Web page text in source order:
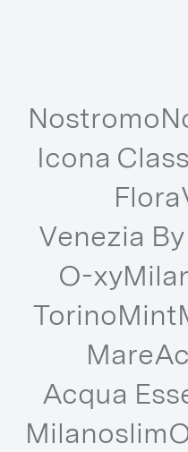
Nostromo
Icona
Flora
Venezia
O-xy
TorinoMint
Mare
Acqua
Milanoslim